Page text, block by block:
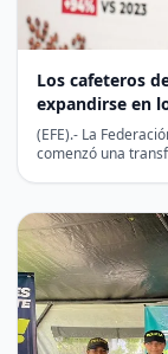
Los cafeteros
expandirse en
(EFE).- La
comenzó una